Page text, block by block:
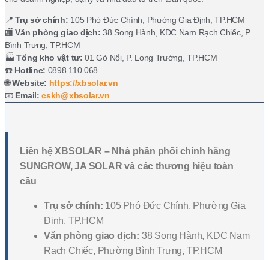
📍Trụ sở chính: 105 Phó Đức Chính, Phường Gia Định, TP.HCM
🏬Văn phòng giao dịch: 38 Song Hành, KDC Nam Rạch Chiếc, P.
Bình Trưng, TP.HCM
🏭Tổng kho vật tư: 01 Gò Nổi, P. Long Trường, TP.HCM
☎️ Hotline: 0898 110 068
🌐Website: https://xbsolar.vn
📧 Email: cskh@xbsolar.vn
Liên hệ XBSOLAR – Nhà phân phối chính hãng
SUNGROW, JA SOLAR và các thương hiệu toàn
cầu
Trụ sở chính: 105 Phó Đức Chính, Phường Gia
Định, TP.HCM
Văn phòng giao dịch: 38 Song Hành, KDC Nam
Rạch Chiếc, Phường Bình Trưng, TP.HCM